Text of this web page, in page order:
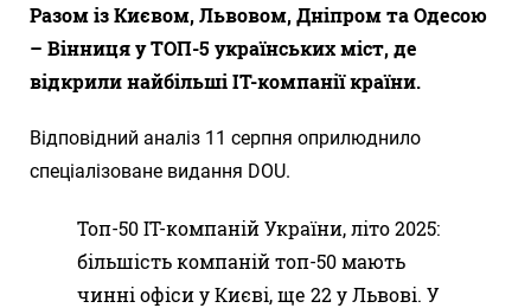
Разом із Києвом, Львовом, Дніпром та Одесою
– Вінниця у ТОП-5 українських міст, де
відкрили найбільші IT-компанії країни.
Відповідний аналіз 11 серпня оприлюднило
спеціалізоване видання DOU.
Топ-50 ІТ-компаній України, літо 2025:
більшість компаній топ-50 мають
чинні офіси у Києві, ще 22 у Львові. У